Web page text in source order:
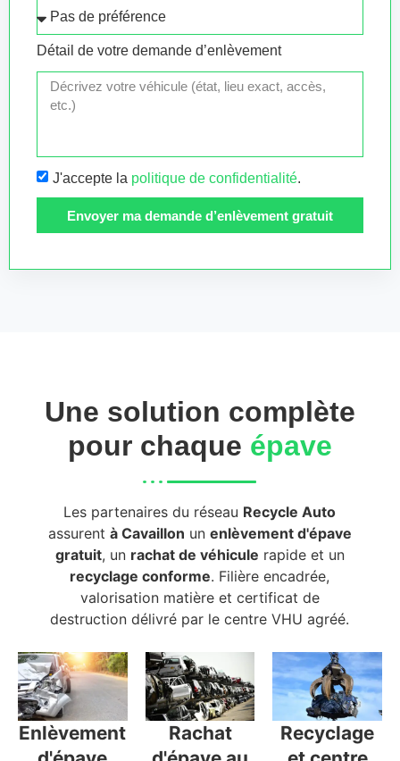
Détail de votre demande d’enlèvement
J'accepte la politique de confidentialité.
Envoyer ma demande d’enlèvement gratuit
Une solution complète
pour chaque épave
Les partenaires du réseau Recycle Auto
assurent à Cavaillon un enlèvement d'épave
gratuit, un rachat de véhicule rapide et un
recyclage conforme. Filière encadrée,
valorisation matière et certificat de
destruction délivré par le centre VHU agréé.
Enlèvement
Rachat
Recyclage